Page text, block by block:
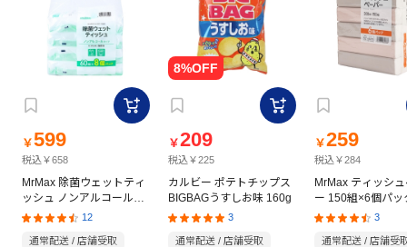
￥599
税込￥658
MrMax 除菌ウェットティ
ッシュ ノンアルコールタ
イプ 60枚×8個パック
12
通常配送 / 店舗受取
￥209
税込￥225
カルビー ポテトチップス
BIGBAGうすしお味 160g
3
通常配送 / 店舗受取
￥259
税込￥284
MrMax ティッシ
ー 150組×6個パッ
3
通常配送 / 店舗受